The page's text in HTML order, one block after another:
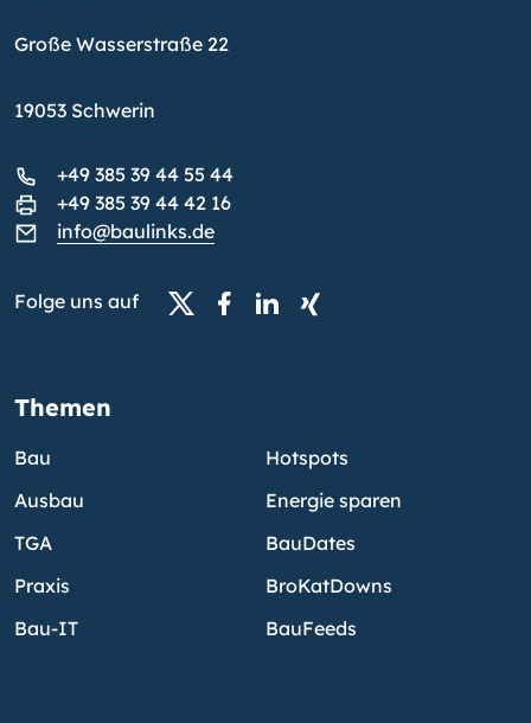
Große Wasserstraße 22
19053 Schwerin
+49 385 39 44 55 44
+49 385 39 44 42 16
info@baulinks.de
Folge uns auf
Themen
Bau
Ausbau
TGA
Praxis
Bau-IT
Hotspots
Energie sparen
BauDates
BroKatDowns
BauFeeds